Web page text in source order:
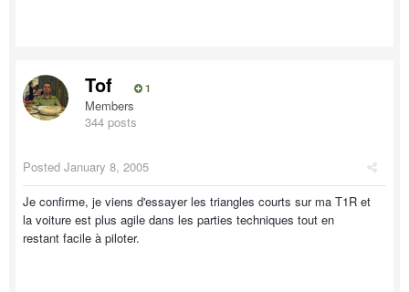
Tof 1
Members
344 posts
Posted January 8, 2005
Je confirme, je viens d'essayer les triangles courts sur ma T1R et
la voiture est plus agile dans les parties techniques tout en
restant facile à piloter.